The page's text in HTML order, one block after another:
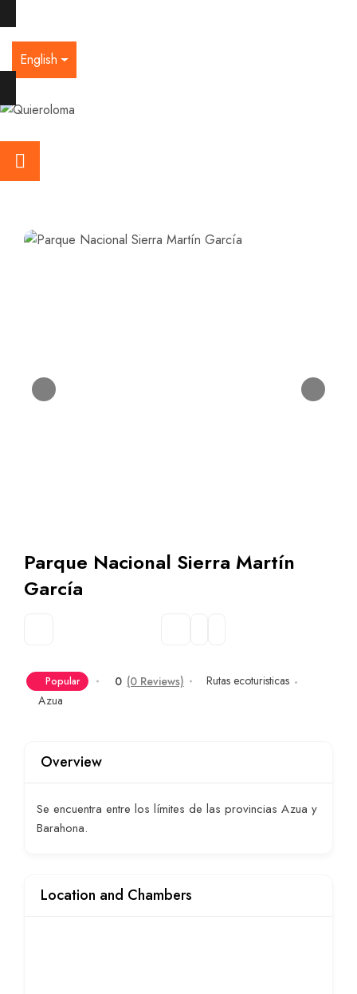
English
Parque Nacional Sierra Martín
García
Popular 0 (0 Reviews)
Rutas ecoturisticas
Azua
Overview
Se encuentra entre los límites de las provincias Azua y
Barahona.
Location and Chambers